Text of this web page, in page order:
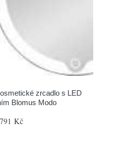
zrcadlo s LED
Blomus Modo
Kč